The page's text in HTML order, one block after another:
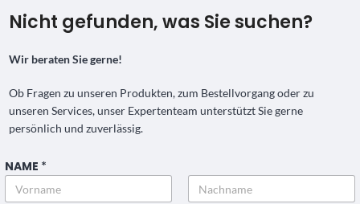
Nicht gefunden, was Sie suchen?
Wir beraten Sie gerne!
Ob Fragen zu unseren Produkten, zum Bestellvorgang oder zu
unseren Services, unser Expertenteam unterstützt Sie gerne
persönlich und zuverlässig.
NAME *